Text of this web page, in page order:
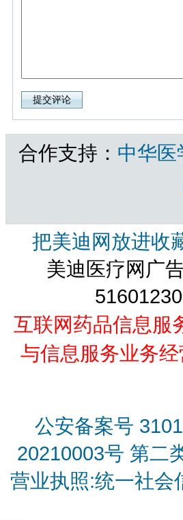
合作支持： 中华医
把美迪网放进收
美迪医疗网广
互联网药品信息服
与信息服务业务
公安备案号
20210003号 第二
营业执照:统一社会